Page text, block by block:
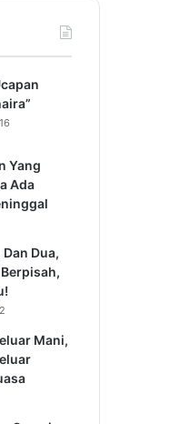
Yang
Ada
Dua,
Mani,